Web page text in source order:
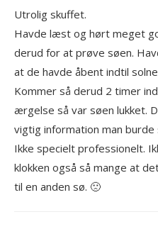
Utrolig skuffet.
Havde læst og hørt meget
derud for at prøve søen.
at de havde åbent indtil
Kommer så derud 2 timer
ærgelse så var søen lukket.
vigtig information man
Ikke specielt professionelt.
klokken også så mange at
til en anden sø. 🙁